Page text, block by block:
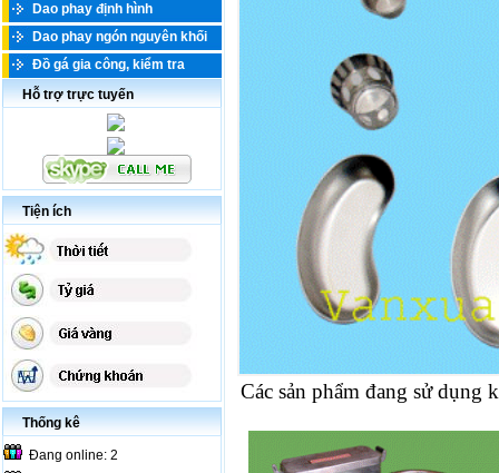
Dao phay định hình
Dao phay ngón nguyên khối
Đồ gá gia công, kiểm tra
Hỗ trợ trực tuyến
Tiện ích
Thống kê
Đang online: 2
Các sản phẩm đang sử dụng